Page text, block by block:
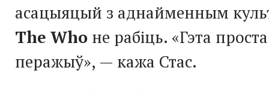
асацыяцый з аднайменным
The Who не рабіць. «Гэта
перажыў», — кажа Стас.